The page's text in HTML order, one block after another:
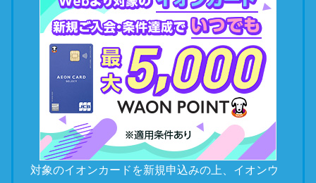
対象のイオンカードを新規申込みの上、イオンウ